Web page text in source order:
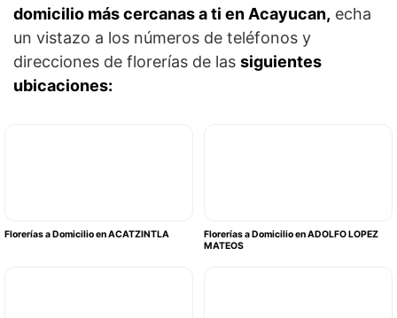
domicilio más cercanas a ti en Acayucan, echa
un vistazo a los números de teléfonos y
direcciones de florerías de las siguientes
ubicaciones:
Florerías a Domicilio en ACATZINTLA
Florerías a Domicilio en ADOLFO LOPEZ
MATEOS